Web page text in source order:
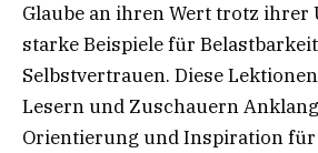
Glaube an ihren Wert trotz ihrer
starke Beispiele für
Selbstvertrauen. Diese
Lesern und Zuschauern
Orientierung und Inspiration für